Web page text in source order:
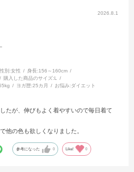
2026.8.1
性別:女性 身長:156～160cm
購入した商品のサイズ:L
ヨガ歴:25カ月 お悩み:ダイエット
たが、伸びもよく着やすいので毎日着て
他の色も欲しくなりました。
参考になった 0 Like! 0